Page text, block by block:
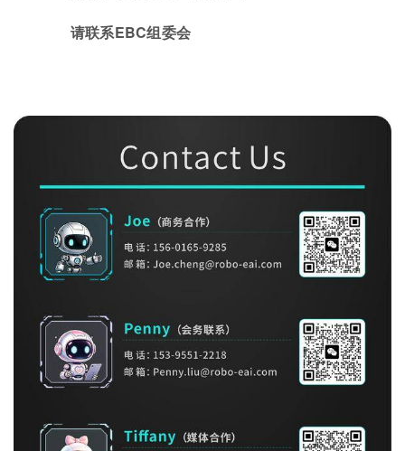
请联系EBC组委会